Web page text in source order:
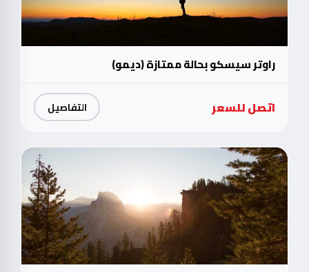
راوتر سيسكو بحالة ممتازة (ديمو)
اتصل للسعر التفاصيل